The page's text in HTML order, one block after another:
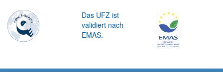
Das UFZ ist
validiert nach
EMAS.